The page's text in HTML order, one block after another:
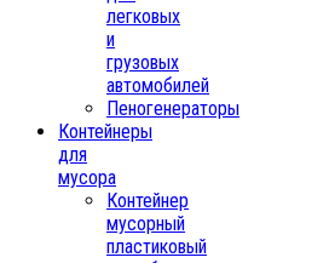
легковых
и
грузовых
автомобилей
Пеногенераторы
Контейнеры
для
мусора
Контейнер
мусорный
пластиковый